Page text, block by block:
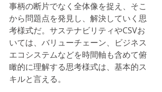
事柄の断片でなく全体像を捉え、そこ
から問題点を発見し、解決していく思
考様式だ。サステナビリティやCSVお
いては、バリューチェーン、ビジネス
エコシステムなどを時間軸も含めて俯
瞰的に理解する思考様式は、基本的ス
キルと言える。